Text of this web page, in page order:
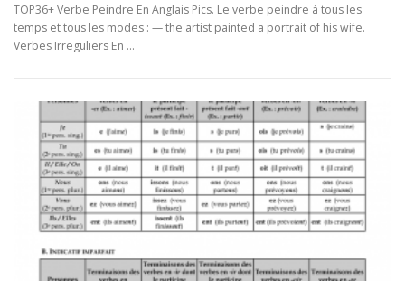
TOP36+ Verbe Peindre En Anglais Pics. Le verbe peindre à tous les
temps et tous les modes : — the artist painted a portrait of his wife.
Verbes Irreguliers En …